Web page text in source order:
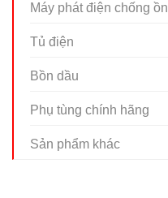
Máy phát điện chống ồn
Tủ điện
Bồn dầu
Phụ tùng chính hãng
Sản phẩm khác